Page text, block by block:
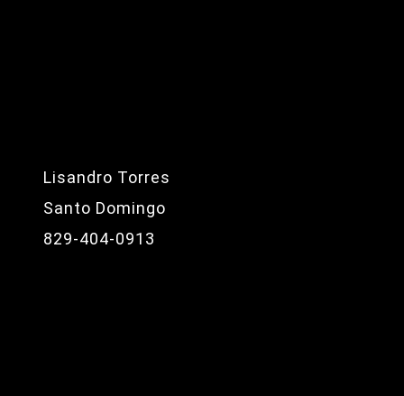
Lisandro Torres
Santo Domingo
829-404-0913